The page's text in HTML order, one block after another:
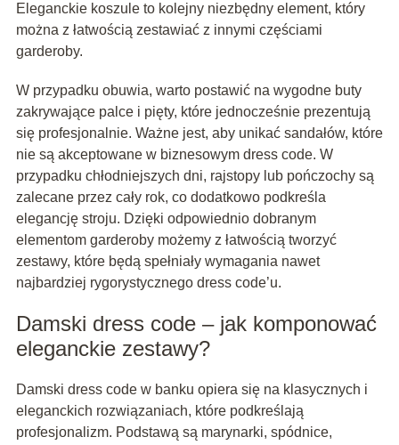
Eleganckie koszule to kolejny niezbędny element, który
można z łatwością zestawiać z innymi częściami
garderoby.
W przypadku obuwia, warto postawić na wygodne buty
zakrywające palce i pięty, które jednocześnie prezentują
się profesjonalnie. Ważne jest, aby unikać sandałów, które
nie są akceptowane w biznesowym dress code. W
przypadku chłodniejszych dni, rajstopy lub pończochy są
zalecane przez cały rok, co dodatkowo podkreśla
elegancję stroju. Dzięki odpowiednio dobranym
elementom garderoby możemy z łatwością tworzyć
zestawy, które będą spełniały wymagania nawet
najbardziej rygorystycznego dress code’u.
Damski dress code – jak komponować
eleganckie zestawy?
Damski dress code w banku opiera się na klasycznych i
eleganckich rozwiązaniach, które podkreślają
profesjonalizm. Podstawą są marynarki, spódnice,